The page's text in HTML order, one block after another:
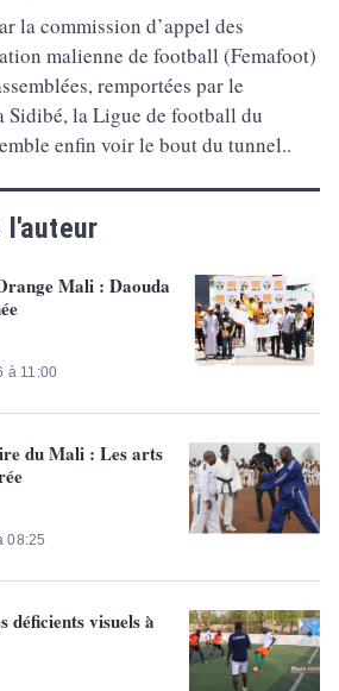
la commission d’appel des
malienne de football (Femafoot)
remportées par le
Sidibé, la Ligue de football du
enfin voir le bout du tunnel..
l'auteur
Mali : Daouda
à 11:00
du Mali : Les arts
08:25
déficients visuels à